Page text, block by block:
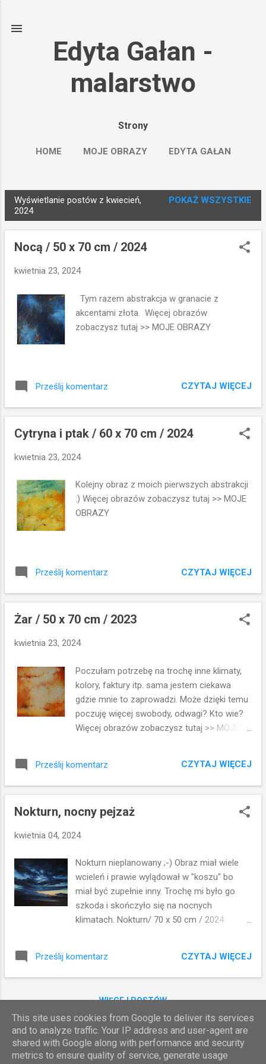
Edyta Gałan -
malarstwo
Strony
HOME MOJE OBRAZY EDYTA GAŁAN
o
Wyświetlanie postów z kwiecień,
2024
POKAŻ WSZYSTKIE
Nocą / 50 x 70 cm / 2024
kwietnia 23, 2024
Tym razem abstrakcja w granacie z
akcentami złota. Więcej obrazów
zobaczysz tutaj >> MOJE OBRAZY
Prześlij komentarz CZYTAJ WIĘCEJ
Cytryna i ptak / 60 x 70 cm / 2024
kwietnia 23, 2024
Kolejny obraz z moich pierwszych abstrakcji
:) Więcej obrazów zobaczysz tutaj >> MOJE
OBRAZY
Prześlij komentarz CZYTAJ WIĘCEJ
Żar / 50 x 70 cm / 2023
kwietnia 23, 2024
Poczułam potrzebę na trochę inne klimaty,
kolory, faktury itp. sama jestem ciekawa
gdzie mnie to zaprowadzi. Może dzięki temu
poczuję więcej swobody, odwagi? Kto wie?
Więcej obrazów zobaczysz tutaj >> MOJE
Prześlij komentarz CZYTAJ WIĘCEJ
Nokturn, nocny pejzaż
kwietnia 04, 2024
Nokturn nieplanowany ;-) Obraz miał wiele
wcieleń i prawie wylądował w "koszu" bo
miał być zupełnie inny. Trochę mi było go
szkoda i skończyło się na nocnych
klimatach. Nokturn/ 70 x 50 cm / 2024
Prześlij komentarz CZYTAJ WIĘCEJ
WIĘCEJ POSTÓW
Obsługiwane przez usługę Blogger
This site uses cookies from Google to deliver its services
and to analyze traffic. Your IP address and user-agent are
shared with Google along with performance and security
metrics to ensure quality of service, generate usage